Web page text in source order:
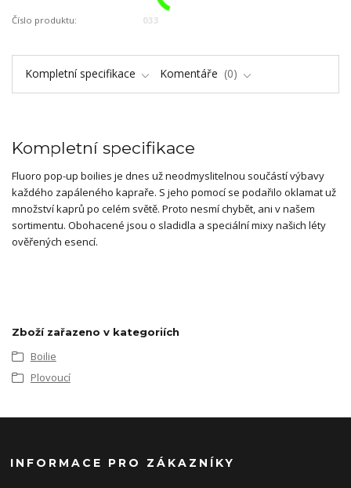
Číslo produktu: 033
Kompletní specifikace Komentáře 0
Kompletní specifikace
Fluoro pop-up boilies je dnes už neodmyslitelnou součástí výbavy
každého zapáleného kapraře. S jeho pomocí se podařilo oklamat už
množství kaprů po celém světě. Proto nesmí chybět, ani v našem
sortimentu. Obohacené jsou o sladidla a speciální mixy našich léty
ověřených esencí.
Zboží zařazeno v kategoriích
Boilie
Plovoucí
INFORMACE PRO ZÁKAZNÍKY